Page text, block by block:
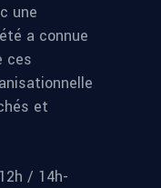
une
a connue
ces
et
/ 14h-